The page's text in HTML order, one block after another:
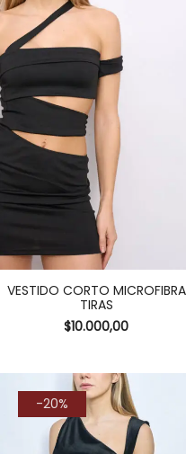
VESTIDO CORTO MICROFIBRA
TIRAS
$10.000,00
-20%